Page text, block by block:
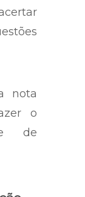
nota
o
de